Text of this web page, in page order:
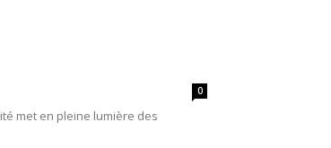
0
met en pleine lumière des